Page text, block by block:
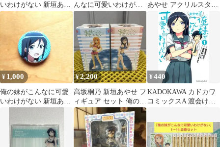
いわけがない 新垣あや
せ マスコット ぬいぐる
んなに可愛いわけがな
い あやせif 上 特典クリ
アファイル
あやせ アクリルスタン
¥ 1,000
俺の妹がこんなに可愛
いわけがない 新垣あや
¥2,200
高坂桐乃 新垣あやせ フ
ィギュア セット 俺の妹
がこんなに可愛いわけ
がない
¥440
KADOKAWA カドカワ
コミックスA 渡会けい
if 1